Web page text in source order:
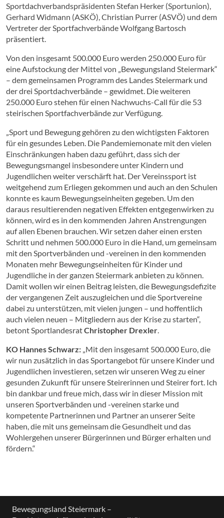
Sportdachverbandspräsidenten Stefan Herker (Sportunion),
Gerhard Widmann (ASKÖ), Christian Purrer (ASVÖ) und dem
Vertreter der Sportfachverbände Wolfgang Bartosch
präsentiert.
Von den insgesamt 500.000 Euro werden 250.000 Euro für
eine Aufstockung der Mittel von „Bewegungsland Steiermark“
– dem gemeinsamen Programm des Landes Steiermark und
der drei Sportdachverbände – gewidmet. Die weiteren
250.000 Euro stehen für einen Nachwuchs-Call für die 53
steirischen Sportfachverbände zur Verfügung.
„Sport und Bewegung gehören zu den wichtigsten Faktoren
für ein gesundes Leben. Die Pandemiemonate mit den vielen
Einschränkungen haben dazu geführt, dass sich der
Bewegungsmangel insbesondere unter Kindern und
Jugendlichen weiter verschärft hat. Der Vereinssport ist
weitgehend zum Erliegen gekommen und auch an den Schulen
konnte es kaum Bewegungseinheiten gegeben. Um den
daraus resultierenden negativen Effekten entgegenwirken zu
können, wird es in den kommenden Jahren Anstrengungen
auf allen Ebenen brauchen. Wir setzen daher einen ersten
Schritt und nehmen 500.000 Euro in die Hand, um gemeinsam
mit den Sportverbänden und -vereinen in den kommenden
Monaten mehr Bewegungseinheiten für Kinder und
Jugendliche in der ganzen Steiermark anbieten zu können.
Damit wollen wir einen Beitrag leisten, die Bewegungsdefizite
der vergangenen Zeit auszugleichen und die Sportvereine
dabei zu unterstützen, mit vielen jungen – und hoffentlich
auch vielen neuen – Mitgliedern aus der Krise zu starten“,
betont SportlandesratChristopher Drexler
KO Hannes Schwarz: „Mit den insgesamt 500.000 Euro, die
wir nun zusätzlich in das Sportangebot für unsere Kinder und
Jugendlichen investieren, setzen wir unseren Weg zu einer
gesunden Zukunft für unsere Steirerinnen und Steirer fort. Ich
bin dankbar und freue mich, dass wir in dieser Mission mit
unseren Sportverbänden und -vereinen starke und
kompetente Partnerinnen und Partner an unserer Seite
haben, die mit uns gemeinsam die Gesundheit und das
Wohlergehen unserer Bürgerinnen und Bürger erhalten und
fördern.“
Bewegungsland Steiermark –